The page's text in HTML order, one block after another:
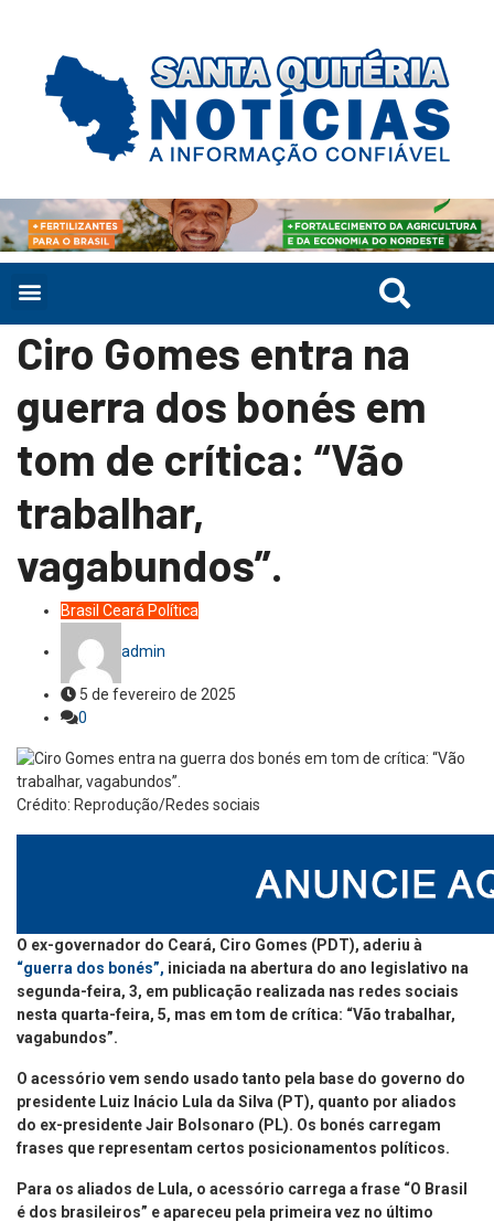
Ciro Gomes entra na
guerra dos bonés em
tom de crítica: “Vão
trabalhar,
vagabundos”.
Brasil Ceará Política
admin
5 de fevereiro de 2025
0
Crédito: Reprodução/Redes sociais
O ex-governador do Ceará, Ciro Gomes (PDT), aderiu à
“guerra dos bonés”, iniciada na abertura do ano legislativo na
segunda-feira, 3, em publicação realizada nas redes sociais
nesta quarta-feira, 5, mas em tom de crítica: “Vão trabalhar,
vagabundos”.
O acessório vem sendo usado tanto pela base do governo do
presidente Luiz Inácio Lula da Silva (PT), quanto por aliados
do ex-presidente Jair Bolsonaro (PL). Os bonés carregam
frases que representam certos posicionamentos políticos.
Para os aliados de Lula, o acessório carrega a frase “O Brasil
é dos brasileiros” e apareceu pela primeira vez no último